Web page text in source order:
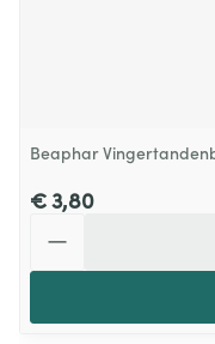
Beaphar
€ 3,80